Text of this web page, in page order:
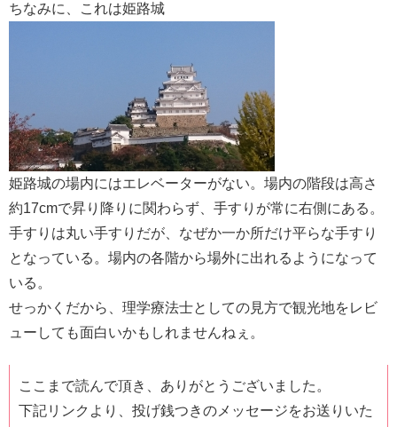
ちなみに、これは姫路城
姫路城の場内にはエレベーターがない。場内の階段は高さ
約17cmで昇り降りに関わらず、手すりが常に右側にある。
手すりは丸い手すりだが、なぜか一か所だけ平らな手すり
となっている。場内の各階から場外に出れるようになって
いる。
せっかくだから、理学療法士としての見方で観光地をレビ
ューしても面白いかもしれませんねぇ。
ここまで読んで頂き、ありがとうございました。
下記リンクより、投げ銭つきのメッセージをお送りいた